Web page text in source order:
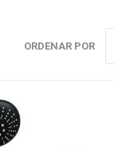
ORDENAR POR